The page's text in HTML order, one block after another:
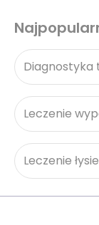
Diagnostyka
Leczenie
Leczenie